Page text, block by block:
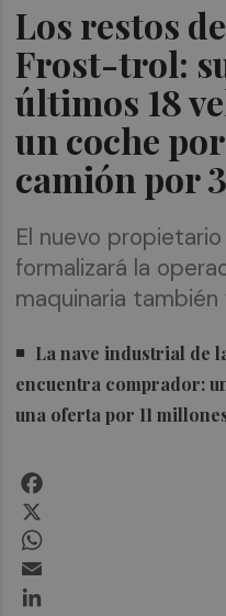
Los restos
Frost-trol:
últimos 18
un coche
camión por
El nuevo
formalizará la
maquinaria
La nave industrial de
encuentra comprador:
una oferta por 11